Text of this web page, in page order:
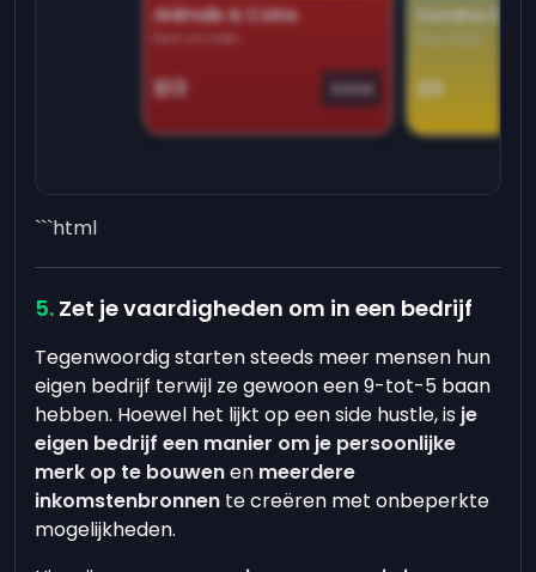
Animals & Coins
Earn on side
$13 Game
Domino
$9
```html
Zet je vaardigheden om in een bedrijf
Tegenwoordig starten steeds meer mensen hun
eigen bedrijf terwijl ze gewoon een 9-tot-5 baan
hebben. Hoewel het lijkt op een side hustle, is je
eigen bedrijf een manier om je persoonlijke
merk op te bouwenen meerdere
inkomstenbronnen te creëren met onbeperkte
mogelijkheden.